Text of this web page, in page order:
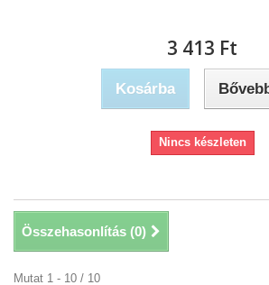
3 413 Ft‎
Kosárba
Nincs készleten
Összehasonlítás (0)
Mutat 1 - 10 / 10